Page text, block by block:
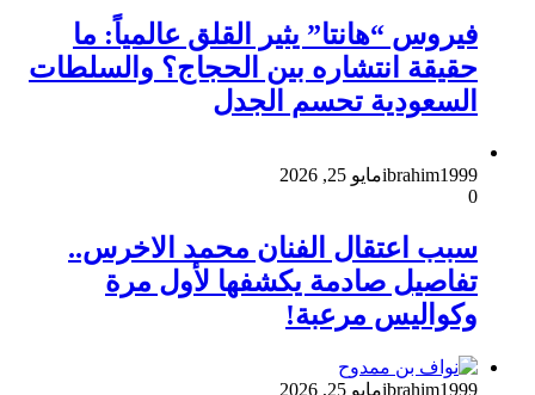
فيروس “هانتا” يثير القلق عالمياً: ما
حقيقة انتشاره بين الحجاج؟ والسلطات
السعودية تحسم الجدل
ibrahim1999مايو 25, 2026
0
سبب اعتقال الفنان محمد الاخرس..
تفاصيل صادمة يكشفها لأول مرة
وكواليس مرعبة!
ibrahim1999مايو 25, 2026